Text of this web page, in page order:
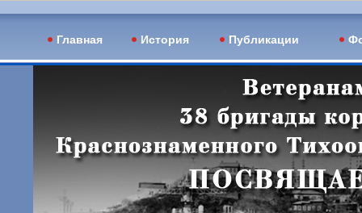
Главная История Публикации